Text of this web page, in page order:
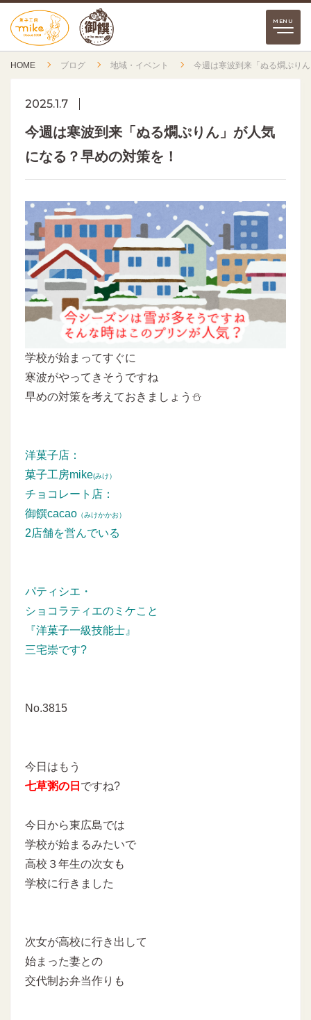
HOME ブログ 地域・イベント 今週は寒波到来「ぬる燗ぷり
2025.1.7
今週は寒波到来「ぬる燗ぷりん」が人気
になる？早めの対策を！
学校が始まってすぐに
寒波がやってきそうですね
早めの対策を考えておきましょう⛄
洋菓子店：
菓子工房mike(みけ）
チョコレート店：
御饌cacao （みけかかお）
2店舗を営んでいる
パティシエ・
ショコラティエのミケこと
『洋菓子一級技能士』
三宅崇です?
No.3815
今日はもう
七草粥の日 ですね?
今日から東広島では
学校が始まるみたいで
高校３年生の次女も
学校に行きました
次女が高校に行き出して
始まった妻との
交代制お弁当作りも